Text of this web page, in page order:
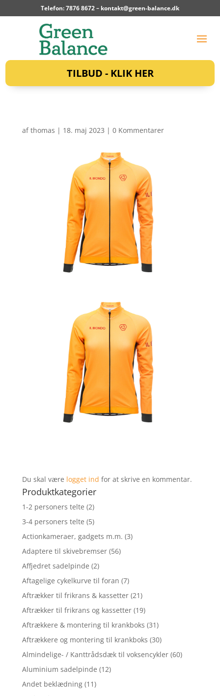
Telefon: 7876 8672 – kontakt@green-balance.dk
TILBUD - KLIK HER
afthomas | 18. maj 2023 | 0 Kommentarer
Du skal være logget ind for at skrive en kommentar.
Produktkategorier
1-2 personers telte (2)
3-4 personers telte (5)
Actionkameraer, gadgets m.m. (3)
Adaptere til skivebremser (56)
Affjedret sadelpinde (2)
Aftagelige cykelkurve til foran (7)
Aftrækker til frikrans & kassetter (21)
Aftrækker til frikrans og kassetter (19)
Aftrækkere & montering til krankboks (31)
Aftrækkere og montering til krankboks (30)
Almindelige- / Kanttrådsdæk til voksencykler (60)
Aluminium sadelpinde (12)
Andet beklædning (11)